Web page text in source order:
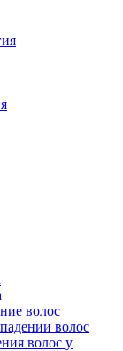
волос
волос
волос у